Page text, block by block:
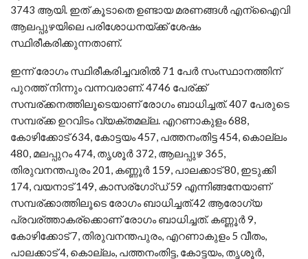
3743 ആയി. ഇത് കൂടാതെ ഉണ്ടായ മരണങ്ങള്‍ എന്ഐെവി
ആലപ്പുഴയിലെ പരിശോധനയ്ക്ക് ശേഷം
സ്ഥിരീകരിക്കുന്നതാണ്.
ഇന്ന് രോഗം സ്ഥിരീകരിച്ചവരില്‍ 71 പേര്‍ സംസ്ഥാനത്തിന്
പുറത്ത് നിന്നും വന്നവരാണ്. 4746 പേര്ക്ക്
സമ്പര്ക്കനത്തിലൂടെയാണ് രോഗം ബാധിച്ചത്. 407 പേരുടെ
സമ്പര്ക്ക ഉറവിടം വ്യക്തമല്ല. എറണാകുളം 688,
കോഴിക്കോട് 634, കോട്ടയം 457, പത്തനംതിട്ട 454, കൊല്ലം
480, മലപ്പുറം 474, തൃശൂര്‍ 372, ആലപ്പുഴ 365,
തിരുവനന്തപുരം 201, കണ്ണൂര്‍ 159, പാലക്കാട് 80, ഇടുക്കി
174, വയനാട് 149, കാസര്ഗോ്ഡ് 59 എന്നിങ്ങനേയാണ്
സമ്പര്ക്കാത്തിലൂടെ രോഗം ബാധിച്ചത്.42 ആരോഗ്യ
പ്രവര്ത്താകര്ക്കാെണ് രോഗം ബാധിച്ചത്. കണ്ണൂര്‍ 9,
കോഴിക്കോട് 7, തിരുവനന്തപുരം, എറണാകുളം 5 വീതം,
പാലക്കാട് 4, കൊല്ലം, പത്തനംതിട്ട, കോട്ടയം, തൃശൂര്‍,